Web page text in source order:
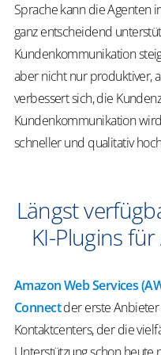
Sprache kann die Agenten
ganz entscheidend
Kundenkommunikation
aber nicht nur produktiver,
verbessert sich, die
Kundenkommunikation
schneller und qualitativ
Längst
KI-Plugins
Amazon Web Services
Connectder erste
Kontaktcenters, der die